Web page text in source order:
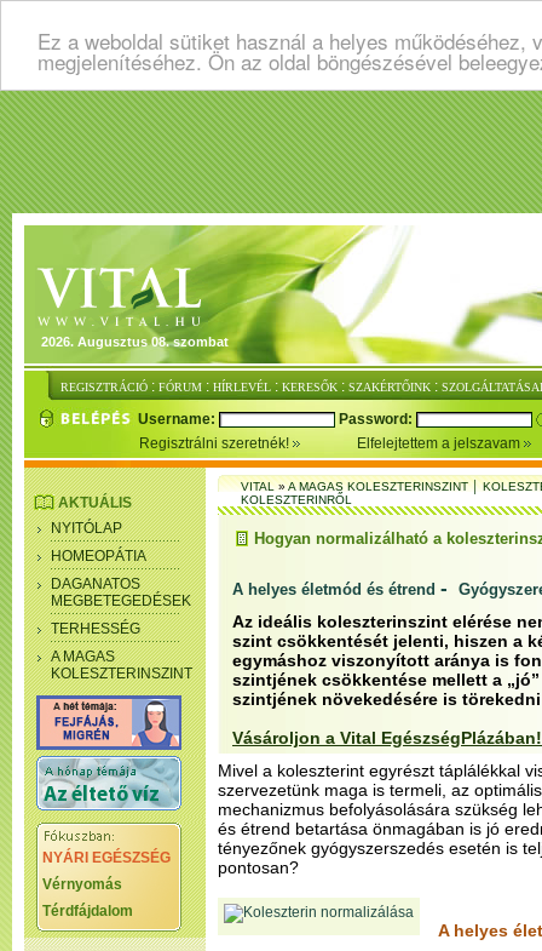
Ez a weboldal sütiket használ a helyes
megjelenítéséhez. Ön az oldal böngészésével
2026. Augusztus 08. szombat
REGISZTRÁCIÓ : FÓRUM : HÍRLEVÉL : KERESŐK : SZAKÉRTŐINK :
Username:
Password:
Regisztrálni szeretnék!
Elfelejtettem a jelszavam
AKTUÁLIS
NYITÓLAP
HOMEOPÁTIA
DAGANATOS
MEGBETEGEDÉSEK
TERHESSÉG
A MAGAS
KOLESZTERINSZINT
NYÁRI EGÉSZSÉG
Vérnyomás
Térdfájdalom
VITAL»A MAGAS KOLESZTERINSZINT │
KOLESZTERINRŐL
Hogyan normalizálható a
A helyes életmód és étrend -
Az ideális koleszterinszint elérése
szint csökkentését jelenti, hiszen a
egymáshoz viszonyított aránya is
szintjének csökkentése mellett a
szintjének növekedésére is
Vásároljon a Vital
Mivel a koleszterint egyrészt táplálékkal
szervezetünk maga is termeli, az
mechanizmus befolyásolására szükség
és étrend betartása önmagában is jó
tényezőnek gyógyszerszedés esetén is
pontosan?
A helyes